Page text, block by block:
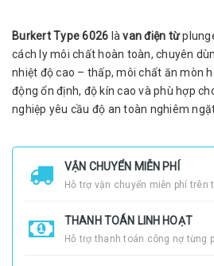
Burkert Type 6026 làvan điện từ
cách ly môi chất hoàn toàn, chuyên
nhiệt độ cao – thấp, môi chất ăn mòn
động ổn định, độ kín cao và phù hợp
nghiệp yêu cầu độ an toàn nghiêm
VẬN CHUYỂN MIỄN PHÍ
Hỗ trợ vận chuyển miễn phí trên
THANH TOÁN LINH HOẠT
Hỗ trợ thanh toán công nợ từng